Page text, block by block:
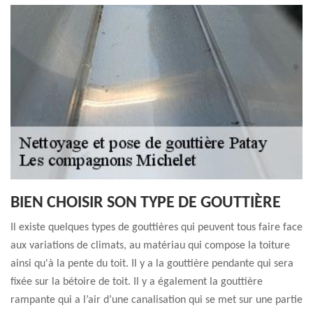
BIEN CHOISIR SON TYPE DE GOUTTIÈRE
Il existe quelques types de gouttières qui peuvent tous faire face
aux variations de climats, au matériau qui compose la toiture
ainsi qu'à la pente du toit. Il y a la gouttière pendante qui sera
fixée sur la bétoire de toit. Il y a également la gouttière
rampante qui a l’air d’une canalisation qui se met sur une partie